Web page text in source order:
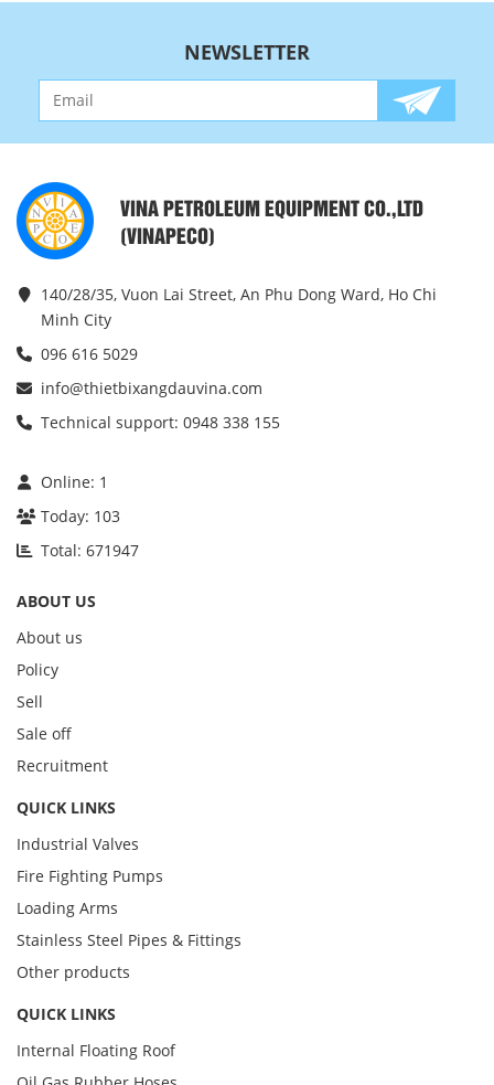
NEWSLETTER
VINA PETROLEUM EQUIPMENT CO.,LTD
(VINAPECO)
140/28/35, Vuon Lai Street, An Phu Dong Ward, Ho Chi
Minh City
096 616 5029
info@thietbixangdauvina.com
Technical support: 0948 338 155
Online: 1
Today: 103
Total: 671947
ABOUT US
About us
Policy
Sell
Sale off
Recruitment
QUICK LINKS
Industrial Valves
Fire Fighting Pumps
Loading Arms
Stainless Steel Pipes & Fittings
Other products
QUICK LINKS
Internal Floating Roof